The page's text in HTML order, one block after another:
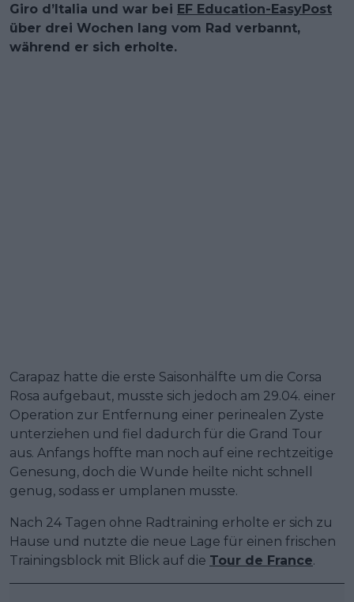
Giro d’Italia und war bei EF Education-EasyPost
über drei Wochen lang vom Rad verbannt,
während er sich erholte.
Carapaz hatte die erste Saisonhälfte um die Corsa
Rosa aufgebaut, musste sich jedoch am 29.04. einer
Operation zur Entfernung einer perinealen Zyste
unterziehen und fiel dadurch für die Grand Tour
aus. Anfangs hoffte man noch auf eine rechtzeitige
Genesung, doch die Wunde heilte nicht schnell
genug, sodass er umplanen musste.
Nach 24 Tagen ohne Radtraining erholte er sich zu
Hause und nutzte die neue Lage für einen frischen
Trainingsblock mit Blick auf die Tour de France.